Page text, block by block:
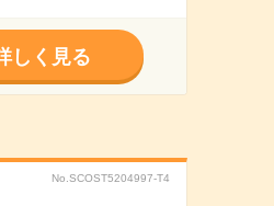
しく見る
No.SCOST5204997-T4